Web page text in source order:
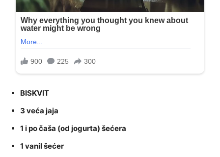
BISKVIT
3 veća jaja
1 i po čaša (od jogurta) šećera
1 vanil šećer